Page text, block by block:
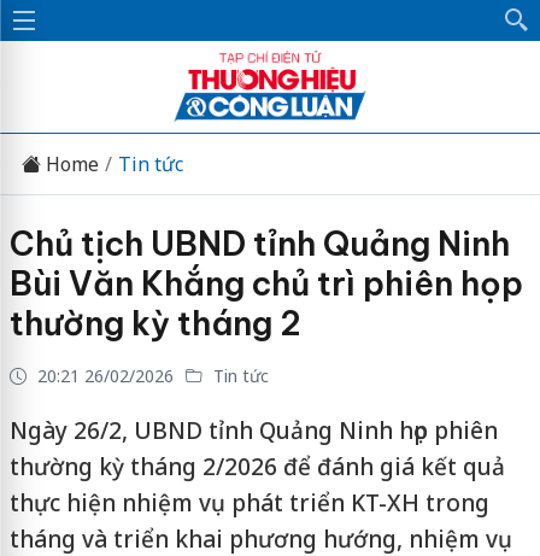
Home Tin tức
Chủ tịch UBND tỉnh Quảng Ninh
Bùi Văn Khắng chủ trì phiên họp
thường kỳ tháng 2
20:21 26/02/2026 Tin tức
Ngày 26/2, UBND tỉnh Quảng Ninh họp phiên
thường kỳ tháng 2/2026 để đánh giá kết quả
thực hiện nhiệm vụ phát triển KT-XH trong
tháng và triển khai phương hướng, nhiệm vụ